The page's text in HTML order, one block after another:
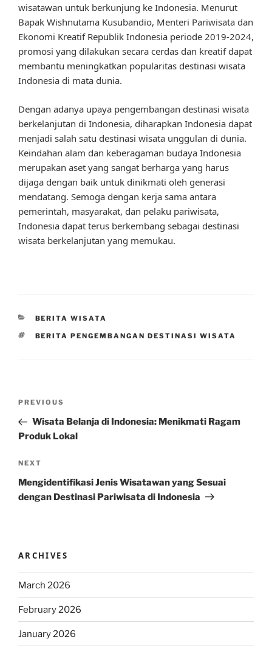
wisatawan untuk berkunjung ke Indonesia. Menurut
Bapak Wishnutama Kusubandio, Menteri Pariwisata dan
Ekonomi Kreatif Republik Indonesia periode 2019-2024,
promosi yang dilakukan secara cerdas dan kreatif dapat
membantu meningkatkan popularitas destinasi wisata
Indonesia di mata dunia.
Dengan adanya upaya pengembangan destinasi wisata
berkelanjutan di Indonesia, diharapkan Indonesia dapat
menjadi salah satu destinasi wisata unggulan di dunia.
Keindahan alam dan keberagaman budaya Indonesia
merupakan aset yang sangat berharga yang harus
dijaga dengan baik untuk dinikmati oleh generasi
mendatang. Semoga dengan kerja sama antara
pemerintah, masyarakat, dan pelaku pariwisata,
Indonesia dapat terus berkembang sebagai destinasi
wisata berkelanjutan yang memukau.
CATEGORIES
BERITA WISATA
TAGS
BERITA PENGEMBANGAN DESTINASI WISATA
Previous
Post
PREVIOUS
Wisata Belanja di Indonesia: Menikmati Ragam
Produk Lokal
Next
Post
NEXT
Mengidentifikasi Jenis Wisatawan yang Sesuai
dengan Destinasi Pariwisata di Indonesia
ARCHIVES
March 2026
February 2026
January 2026